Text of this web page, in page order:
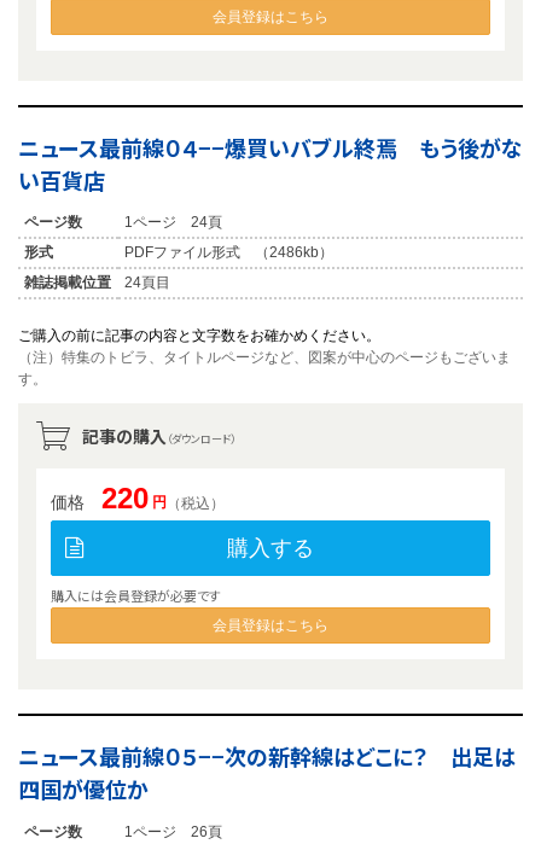
会員登録はこちら
ニュース最前線０４−−爆買いバブル終焉 もう後がな
い百貨店
ページ数
1ページ 24頁
形式
PDFファイル形式 （2486kb）
雑誌掲載位置
24頁目
ご購入の前に記事の内容と文字数をお確かめください。
（注）特集のトビラ、タイトルページなど、図案が中心のページもございま
す。
記事の購入 （ダウンロード）
価格 220 円 （税込）
購入する
購入には会員登録が必要です
会員登録はこちら
ニュース最前線０５−−次の新幹線はどこに？ 出足は
四国が優位か
ページ数 1ページ 26頁